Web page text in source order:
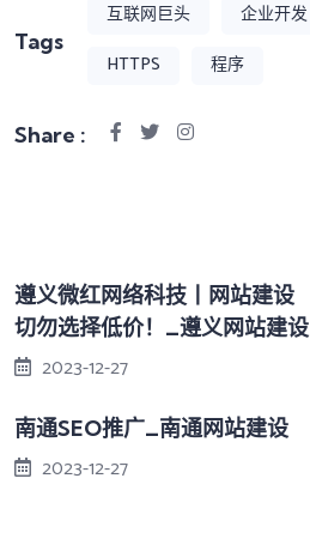
Tags
互联网巨头 企业开发
HTTPS
程序
Share :
遵义微红网络科技丨网站建设
切勿选择低价！_遵义网站建设
2023-12-27
南通SEO推广_南通网站建设
2023-12-27